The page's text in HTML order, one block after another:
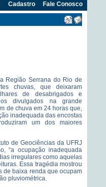
Região Serrana do Rio de
chuvas, que deixaram
de desabrigados e
divulgados na grande
de chuva em 24 horas que,
inadequada das encostas
um dos maiores
de Geociências da UFRJ
“a ocupação inadequada
irregulares como aquelas
Essa tragédia mostrou
de baixa renda que ocupam
pluviométrica.
Cadastro Fale Conosco